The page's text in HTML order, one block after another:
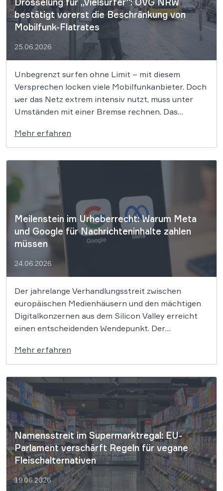
bestätigt vorerst die Beschränkung von
Mobilfunk-Flatrates
25.06.2026
Unbegrenzt surfen ohne Limit – mit diesem
Versprechen locken viele Mobilfunkanbieter. Doch
wer das Netz extrem intensiv nutzt, muss unter
Umständen mit einer Bremse rechnen. Das
Westfalen hat in einem Eilverfahren entschieden,
dass die Drosselung von sogenannten „Heavy
Usern“ vorerst zulässig ist. Damit erlitt die
Bundesnetzagentur […]
Mehr erfahren
Meilenstein im Urheberrecht: Warum Meta
und Google für Nachrichteninhalte zahlen
müssen
24.06.2026
Der jahrelange Verhandlungsstreit zwischen
europäischen Medienhäusern und den mächtigen
Digitalkonzernen aus dem Silicon Valley erreicht
einen entscheidenden Wendepunkt. Der
Presseverlagen im Kampf um eine faire Vergütung
ihrer Inhalte massiv. Das wegweisende Urteil
entzieht den Plattformen ihr schärfstes
Druckmittel und ebnet den Weg für echte […]
Mehr erfahren
Namensstreit im Supermarktregal: EU-
Parlament verschärft Regeln für vegane
Fleischalternativen
19.06.2026